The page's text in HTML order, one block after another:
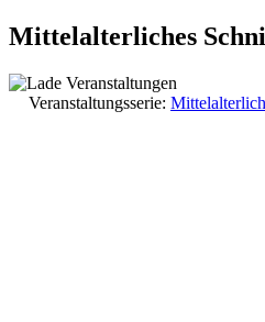
Mittelalterliches
Veranstaltungsserie: